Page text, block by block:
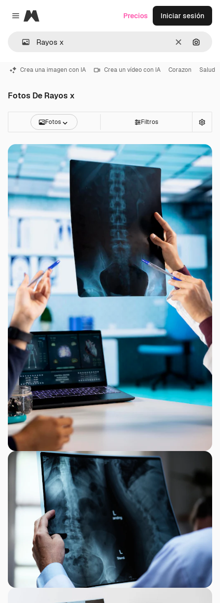
Close menu
Magnific
Borrar
Precios Iniciar sesión
Crea una imagen con IA Crea un vídeo con IA Corazon Salud
Fotos De Rayos x
Fotos Filtros